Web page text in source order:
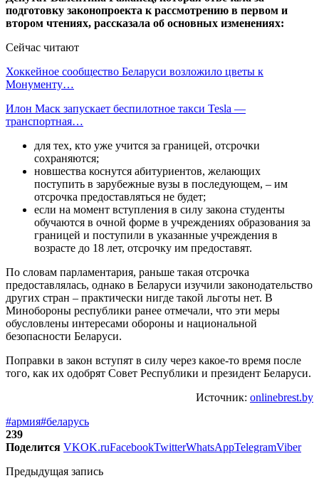
подготовку законопроекта к рассмотрению в первом и
втором чтениях, рассказала об основных изменениях:
Сейчас читают
Хоккейное сообщество Беларуси возложило цветы к
Монументу…
Илон Маск запускает беспилотное такси Tesla —
транспортная…
для тех, кто уже учится за границей, отсрочки
сохраняются;
новшества коснутся абитуриентов, желающих
поступить в зарубежные вузы в последующем, – им
отсрочка предоставляться не будет;
если на момент вступления в силу закона студенты
обучаются в очной форме в учреждениях образования за
границей и поступили в указанные учреждения в
возрасте до 18 лет, отсрочку им предоставят.
По словам парламентария, раньше такая отсрочка
предоставлялась, однако в Беларуси изучили законодательство
других стран – практически нигде такой льготы нет. В
Минобороны республики ранее отмечали, что эти меры
обусловлены интересами обороны и национальной
безопасности Беларуси.
Поправки в закон вступят в силу через какое-то время после
того, как их одобрят Совет Республики и президент Беларуси.
Источник: onlinebrest.by
#армия#беларусь
239
Поделится VKOK.ruFacebookTwitterWhatsAppTelegramViber
Предыдущая запись